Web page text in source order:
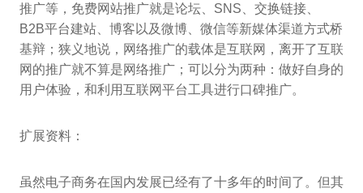
推广等，免费网站推广就是论坛、SNS、交换链接、
B2B平台建站、博客以及微博、微信等新媒体渠道方式桥
基辩；狭义地说，网络推广的载体是互联网，离开了互联
网的推广就不算是网络推广；可以分为两种：做好自身的
用户体验，和利用互联网平台工具进行口碑推广。
扩展资料：
虽然电子商务在国内发展已经有了十多年的时间了。但其